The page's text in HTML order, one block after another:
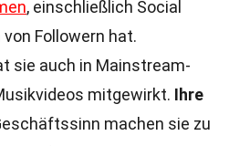
, einschließlich Social
Followern hat.
sie auch in Mainstream-
mitgewirkt. Ihre
machen sie zu